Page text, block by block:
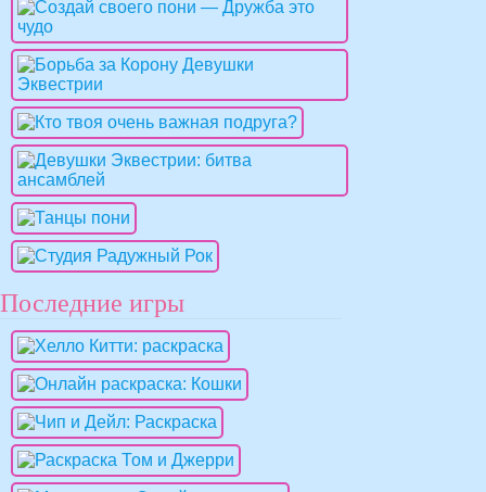
Последние игры